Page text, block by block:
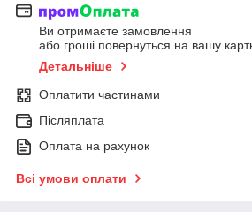
Ви отримаєте замовлення
або гроші повернуться на вашу
Детальніше
Оплатити частинами
Післяплата
Оплата на рахунок
Всі умови оплати